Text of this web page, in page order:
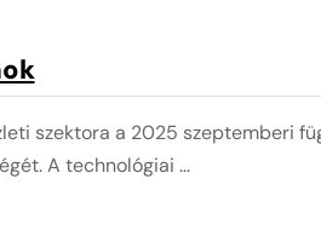
szektora a 2025 szeptemberi
A technológiai ...